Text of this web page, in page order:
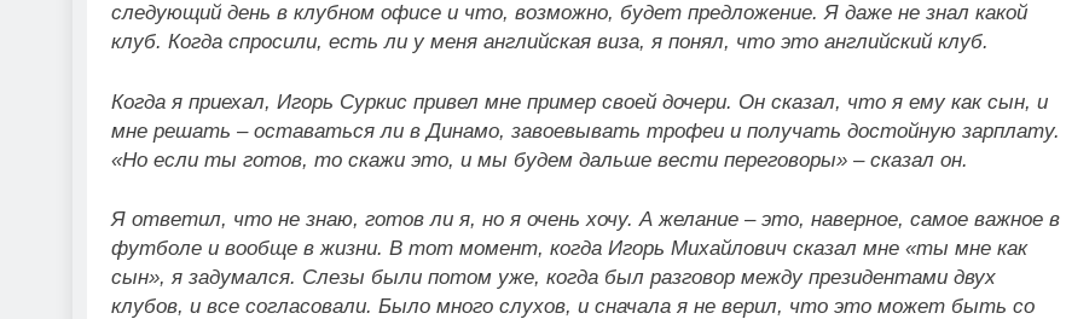
следующий день в клубном офисе и что, возможно, будет предложение. Я даже не знал какой
клуб. Когда спросили, есть ли у меня английская виза, я понял, что это английский клуб.
Когда я приехал, Игорь Суркис привел мне пример своей дочери. Он сказал, что я ему как сын, и
мне решать – оставаться ли в Динамо, завоевывать трофеи и получать достойную зарплату.
«Но если ты готов, то скажи это, и мы будем дальше вести переговоры» – сказал он.
Я ответил, что не знаю, готов ли я, но я очень хочу. А желание – это, наверное, самое важное в
футболе и вообще в жизни. В тот момент, когда Игорь Михайлович сказал мне «ты мне как
сын», я задумался. Слезы были потом уже, когда был разговор между президентами двух
клубов, и все согласовали. Было много слухов, и сначала я не верил, что это может быть со